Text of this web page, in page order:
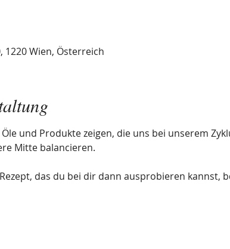
1220 Wien, Österreich
und Produkte zeigen, die uns bei unserem
Mitte balancieren.
das du bei dir dann ausprobieren kannst,